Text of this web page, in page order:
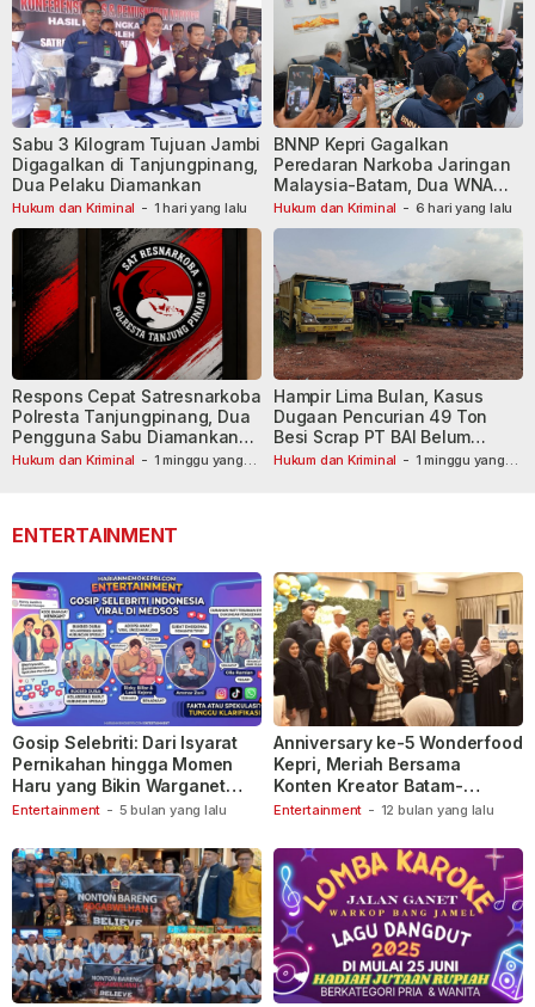
Hukum dan Kriminal - 1 hari yang lalu
Sabu 3 Kilogram Tujuan Jambi
Digagalkan di Tanjungpinang,
Dua Pelaku Diamankan
Hukum dan Kriminal - 6 hari yang lalu
BNNP Kepri Gagalkan
Peredaran Narkoba Jaringan
Malaysia-Batam, Dua WNA
Masih Diburu
Hukum dan Kriminal - 1 minggu yang
Respons Cepat Satresnarkoba
Polresta Tanjungpinang, Dua
Pengguna Sabu Diamankan
Usai Dilaporkan ke Call Center
Hukum dan Kriminal - 1 minggu yang
Hampir Lima Bulan, Kasus
Dugaan Pencurian 49 Ton
Besi Scrap PT BAI Belum
Tetapkan Tersangka
ENTERTAINMENT
Entertainment - 5 bulan yang lalu
Gosip Selebriti: Dari Isyarat
Pernikahan hingga Momen
Haru yang Bikin Warganet
Berspekulasi
Entertainment - 12 bulan yang lalu
Anniversary ke-5 Wonderfood
Kepri, Meriah Bersama
Konten Kreator Batam-
Tanjungpinang